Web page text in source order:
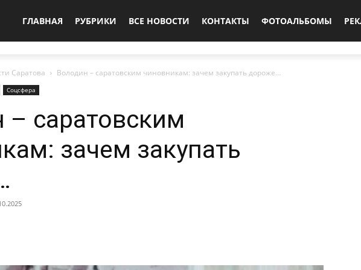
ГЛАВНАЯ РУБРИКИ ВСЕ НОВОСТИ КОНТАКТЫ ФОТОАЛЬБОМЫ
Саратова Володин – саратовским чиновникам: зачем закупать дороже…
Соцсфера
– саратовским
зачем закупать